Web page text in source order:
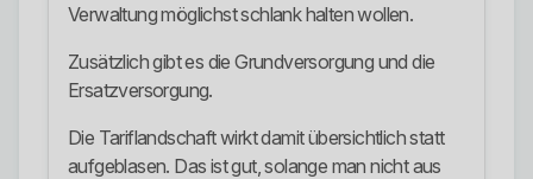
Verwaltung möglichst schlank halten wollen.
Zusätzlich gibt es die Grundversorgung und die
Ersatzversorgung.
Die Tariflandschaft wirkt damit übersichtlich statt
aufgeblasen. Das ist gut, solange man nicht aus